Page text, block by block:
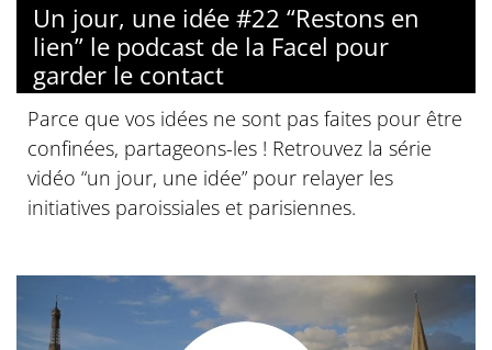
Un jour, une idée #22 “Restons en
lien” le podcast de la Facel pour
garder le contact
Parce que vos idées ne sont pas faites pour être
confinées, partageons-les ! Retrouvez la série
vidéo “un jour, une idée” pour relayer les
initiatives paroissiales et parisiennes.